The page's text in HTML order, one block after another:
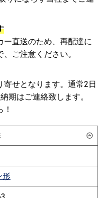
ー直送のため、再配達に
ご注意ください。
せとなります。通常2日
期はご連絡致します。
形